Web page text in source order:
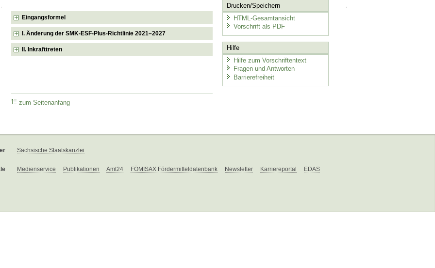
Eingangsformel
I. Änderung der SMK-ESF-Plus-Richtlinie 2021–2027
II. Inkrafttreten
zum Seitenanfang
Drucken/Speichern
HTML-Gesamtansicht
Vorschrift als PDF
Hilfe
Hilfe zum Vorschriftentext
Fragen und Antworten
Barrierefreiheit
Sächsische Staatskanzlei
Medienservice Publikationen Amt24 FÖMISAX Fördermitteldatenbank Newsletter Karriereportal EDAS